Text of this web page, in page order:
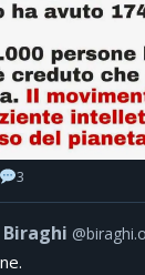
3